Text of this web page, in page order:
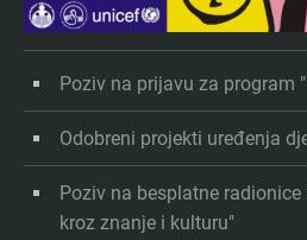
Poziv na prijavu za program
Odobreni projekti uređenja
Poziv na besplatne
kroz znanje i kulturu"